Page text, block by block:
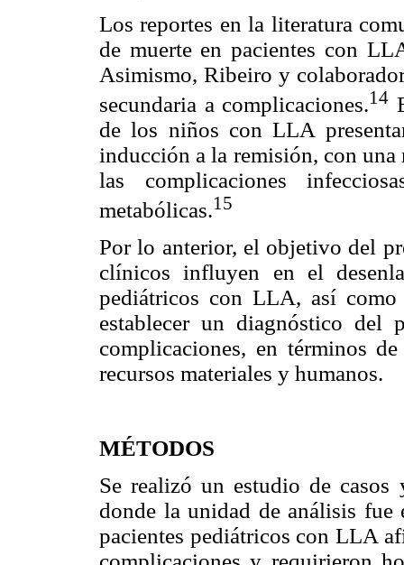
Los reportes en la literatura
de muerte en pacientes con
Asimismo, Ribeiro y
secundaria a complicaciones.14
de los niños con LLA
inducción a la remisión, con una
las complicaciones
metabólicas.15
Por lo anterior, el objetivo del
clínicos influyen en el
pediátricos con LLA, así
establecer un diagnóstico del
complicaciones, en términos
recursos materiales y humanos.
MÉTODOS
Se realizó un estudio de
donde la unidad de análisis fue
pacientes pediátricos con LLA